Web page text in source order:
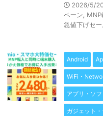
2026/5/
ペーン
MNP
急値下げセ
Android
WiFi・
アプリ・ソフ
ガジェット